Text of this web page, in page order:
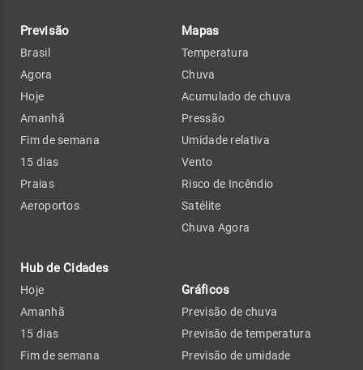
Previsão
Brasil
Agora
Hoje
Amanhã
Fim de semana
15 dias
Praias
Aeroportos
Hub de Cidades
Hoje
Amanhã
15 dias
Fim de semana
Mapas
Temperatura
Chuva
Acumulado de chuva
Pressão
Umidade relativa
Vento
Risco de Incêndio
Satélite
Chuva Agora
Gráficos
Previsão de chuva
Previsão de temperatura
Previsão de umidade